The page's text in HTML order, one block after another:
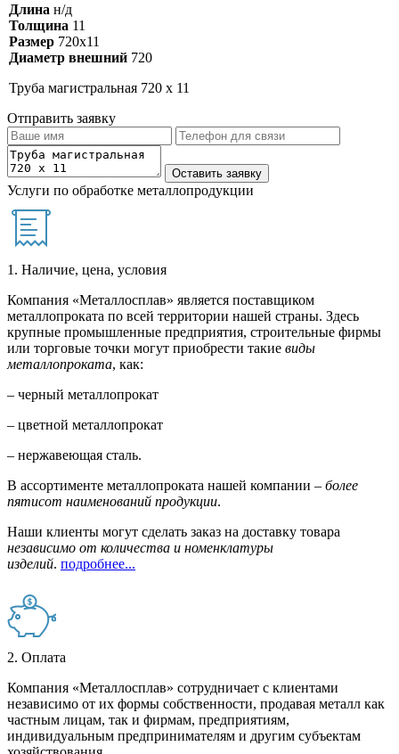
Длина н/д
Толщина 11
Размер 720х11
Диаметр внешний 720
Труба магистральная 720 х 11
Отправить заявку
Услуги по обработке металлопродукции
1. Наличие, цена, условия
Компания «Металлосплав» является поставщиком
металлопроката по всей территории нашей страны. Здесь
крупные промышленные предприятия, строительные фирмы
или торговые точки могут приобрести такие виды
металлопроката, как:
– черный металлопрокат
– цветной металлопрокат
– нержавеющая сталь.
В ассортименте металлопроката нашей компании – более
пятисот наименований продукции.
Наши клиенты могут сделать заказ на доставку товара
независимо от количества и номенклатуры
изделий. подробнее...
2. Оплата
Компания «Металлосплав» сотрудничает с клиентами
независимо от их формы собственности, продавая металл как
частным лицам, так и фирмам, предприятиям,
индивидуальным предпринимателям и другим субъектам